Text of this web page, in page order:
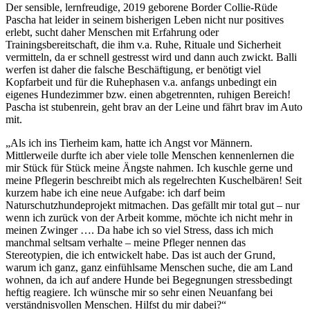
Der sensible, lernfreudige, 2019 geborene Border Collie-Rüde
Pascha hat leider in seinem bisherigen Leben nicht nur positives
erlebt, sucht daher Menschen mit Erfahrung oder
Trainingsbereitschaft, die ihm v.a. Ruhe, Rituale und Sicherheit
vermitteln, da er schnell gestresst wird und dann auch zwickt. Balli
werfen ist daher die falsche Beschäftigung, er benötigt viel
Kopfarbeit und für die Ruhephasen v.a. anfangs unbedingt ein
eigenes Hundezimmer bzw. einen abgetrennten, ruhigen Bereich!
Pascha ist stubenrein, geht brav an der Leine und fährt brav im Auto
mit.
„Als ich ins Tierheim kam, hatte ich Angst vor Männern.
Mittlerweile durfte ich aber viele tolle Menschen kennenlernen die
mir Stück für Stück meine Ängste nahmen. Ich kuschle gerne und
meine Pflegerin beschreibt mich als regelrechten Kuschelbären! Seit
kurzem habe ich eine neue Aufgabe: ich darf beim
Naturschutzhundeprojekt mitmachen. Das gefällt mir total gut – nur
wenn ich zurück von der Arbeit komme, möchte ich nicht mehr in
meinen Zwinger …. Da habe ich so viel Stress, dass ich mich
manchmal seltsam verhalte – meine Pfleger nennen das
Stereotypien, die ich entwickelt habe. Das ist auch der Grund,
warum ich ganz, ganz einfühlsame Menschen suche, die am Land
wohnen, da ich auf andere Hunde bei Begegnungen stressbedingt
heftig reagiere. Ich wünsche mir so sehr einen Neuanfang bei
verständnisvollen Menschen. Hilfst du mir dabei?“